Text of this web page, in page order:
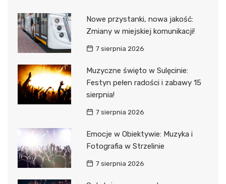
Nowe przystanki, nowa jakość:
Zmiany w miejskiej komunikacji!
7 sierpnia 2026
Muzyczne święto w Sulęcinie:
Festyn pełen radości i zabawy 15
sierpnia!
7 sierpnia 2026
Emocje w Obiektywie: Muzyka i
Fotografia w Strzelinie
7 sierpnia 2026